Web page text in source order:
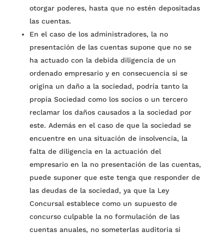
otorgar poderes, hasta que no estén depositadas
las cuentas.
En el caso de los administradores, la no
presentación de las cuentas supone que no se
ha actuado con la debida diligencia de un
ordenado empresario y en consecuencia si se
origina un daño a la sociedad, podría tanto la
propia Sociedad como los socios o un tercero
reclamar los daños causados a la sociedad por
este. Además en el caso de que la sociedad se
encuentre en una situación de insolvencia, la
falta de diligencia en la actuación del
empresario en la no presentación de las cuentas,
puede suponer que este tenga que responder de
las deudas de la sociedad, ya que la Ley
Concursal establece como un supuesto de
concurso culpable la no formulación de las
cuentas anuales, no someterlas auditoria si